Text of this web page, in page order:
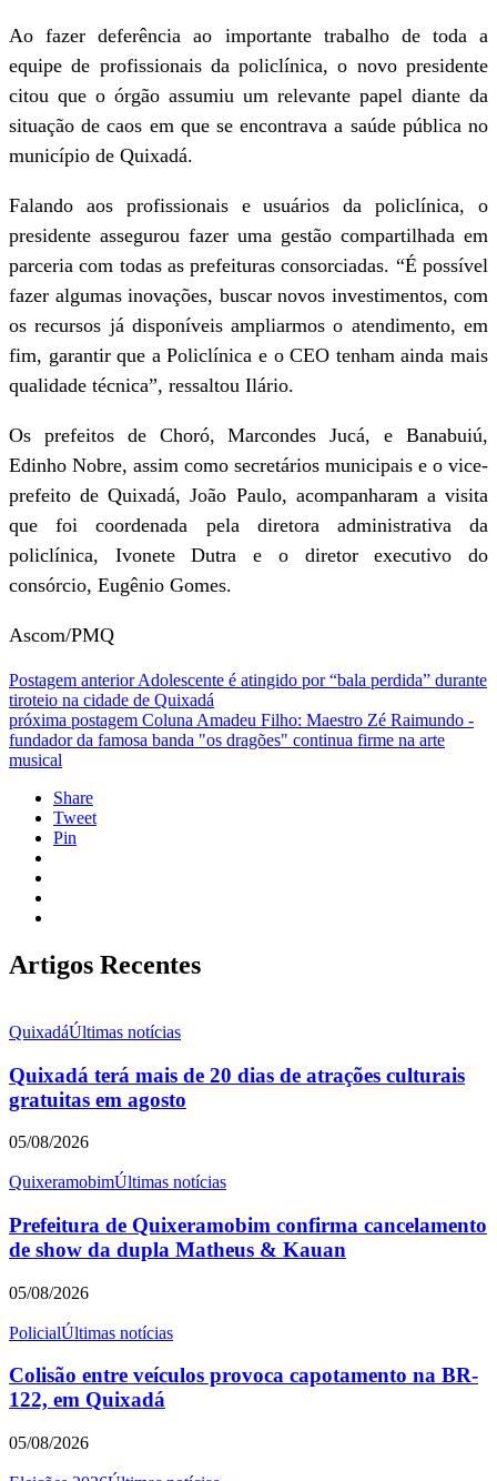
Ao fazer deferência ao importante trabalho de toda a
equipe de profissionais da policlínica, o novo presidente
citou que o órgão assumiu um relevante papel diante da
situação de caos em que se encontrava a saúde pública no
município de Quixadá.
Falando aos profissionais e usuários da policlínica, o
presidente assegurou fazer uma gestão compartilhada em
parceria com todas as prefeituras consorciadas. “É possível
fazer algumas inovações, buscar novos investimentos, com
os recursos já disponíveis ampliarmos o atendimento, em
fim, garantir que a Policlínica e o CEO tenham ainda mais
qualidade técnica”, ressaltou Ilário.
Os prefeitos de Choró, Marcondes Jucá, e Banabuiú,
Edinho Nobre, assim como secretários municipais e o vice-
prefeito de Quixadá, João Paulo, acompanharam a visita
que foi coordenada pela diretora administrativa da
policlínica, Ivonete Dutra e o diretor executivo do
consórcio, Eugênio Gomes.
Ascom/PMQ
Postagem anterior Adolescente é atingido por “bala perdida” durante
tiroteio na cidade de Quixadá
próxima postagem Coluna Amadeu Filho: Maestro Zé Raimundo -
fundador da famosa banda "os dragões" continua firme na arte
musical
Share
Tweet
Pin
Artigos Recentes
QuixadáÚltimas notícias
Quixadá terá mais de 20 dias de atrações culturais
gratuitas em agosto
05/08/2026
QuixeramobimÚltimas notícias
Prefeitura de Quixeramobim confirma cancelamento
de show da dupla Matheus & Kauan
05/08/2026
PolicialÚltimas notícias
Colisão entre veículos provoca capotamento na BR-
122, em Quixadá
05/08/2026